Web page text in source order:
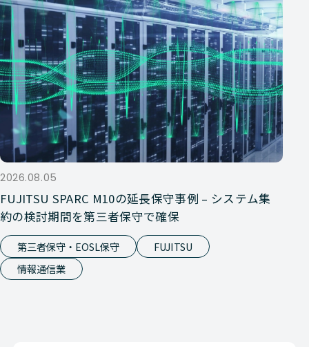
2026.08.05
FUJITSU SPARC M10の延長保守事例 – システム集
約の検討期間を第三者保守で確保
第三者保守・EOSL保守
FUJITSU
情報通信業